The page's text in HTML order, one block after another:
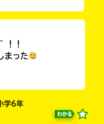
！！
まった
学6年
わかる